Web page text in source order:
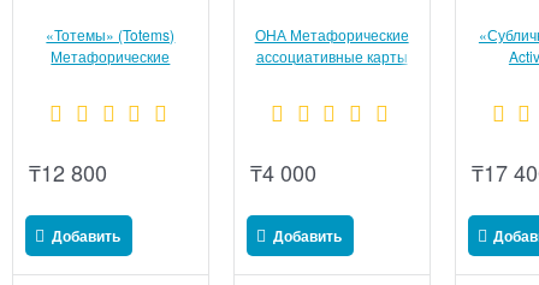
«Тотемы» (Totems)
Метафорические
₸12 800
Добавить
ОНА Метафорические
ассоциативные карты
₸4 000
Добавить
₸17